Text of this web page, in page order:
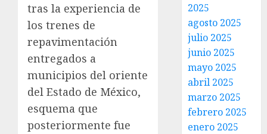
tras la experiencia de
los trenes de
repavimentación
entregados a
municipios del oriente
del Estado de México,
esquema que
posteriormente fue
2025
agosto 2025
julio 2025
junio 2025
mayo 2025
abril 2025
marzo 2025
febrero 2025
enero 2025